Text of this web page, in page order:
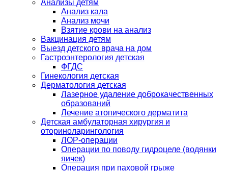
Анализы детям
Анализ кала
Анализ мочи
Взятие крови на анализ
Вакцинация детям
Выезд детского врача на дом
Гастроэнтерология детская
ФГДС
Гинекология детская
Дерматология детская
Лазерное удаление доброкачественных
образований
Лечение атопического дерматита
Детская амбулаторная хирургия и
оториноларингология
ЛОР-операции
Операции по поводу гидроцеле (водянки
яичек)
Операция при паховой грыже